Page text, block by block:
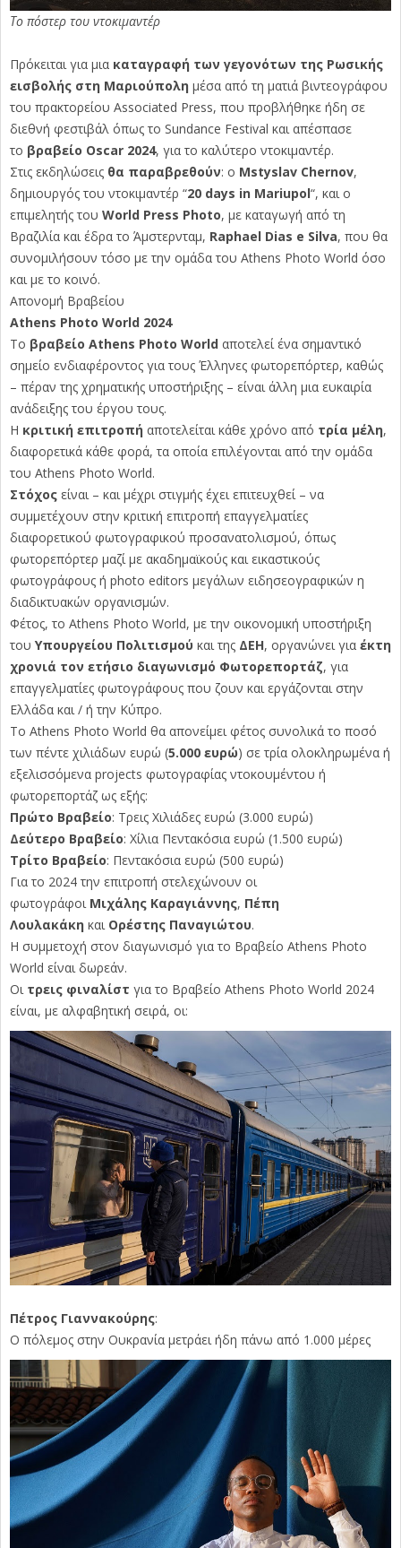
Το πόστερ του ντοκιμαντέρ
Πρόκειται για μια καταγραφή των γεγονότων της Ρωσικής
εισβολής στη Μαριούπολη μέσα από τη ματιά βιντεογράφου
του πρακτορείου Associated Press, που προβλήθηκε ήδη σε
διεθνή φεστιβάλ όπως το Sundance Festival και απέσπασε
το βραβείο Oscar 2024, για το καλύτερο ντοκιμαντέρ.
Στις εκδηλώσεις θα παραβρεθούν: ο Mstyslav Chernov,
δημιουργός του ντοκιμαντέρ “20 days in Mariupol“, και ο
επιμελητής του World Press Photo, με καταγωγή από τη
Βραζιλία και έδρα το Άμστερνταμ, Raphael Dias e Silva, που θα
συνομιλήσουν τόσο με την ομάδα του Athens Photo World όσο
και με το κοινό.
Απονομή Βραβείου
Athens Photo World 2024
Το βραβείο Athens Photo World αποτελεί ένα σημαντικό
σημείο ενδιαφέροντος για τους Έλληνες φωτορεπόρτερ, καθώς
– πέραν της χρηματικής υποστήριξης – είναι άλλη μια ευκαιρία
ανάδειξης του έργου τους.
Η κριτική επιτροπή αποτελείται κάθε χρόνο από τρία μέλη,
διαφορετικά κάθε φορά, τα οποία επιλέγονται από την ομάδα
του Athens Photo World.
Στόχος είναι – και μέχρι στιγμής έχει επιτευχθεί – να
συμμετέχουν στην κριτική επιτροπή επαγγελματίες
διαφορετικού φωτογραφικού προσανατολισμού, όπως
φωτορεπόρτερ μαζί με ακαδημαϊκούς και εικαστικούς
φωτογράφους ή photo editors μεγάλων ειδησεογραφικών η
διαδικτυακών οργανισμών.
Φέτος, το Athens Photo World, με την οικονομική υποστήριξη
του Υπουργείου Πολιτισμού και της ΔΕΗ, οργανώνει για έκτη
χρονιά τον ετήσιο διαγωνισμό Φωτορεπορτάζ, για
επαγγελματίες φωτογράφους που ζουν και εργάζονται στην
Ελλάδα και / ή την Κύπρο.
Το Athens Photo World θα απονείμει φέτος συνολικά το ποσό
των πέντε χιλιάδων ευρώ (5.000 ευρώ) σε τρία ολοκληρωμένα ή
εξελισσόμενα projects φωτογραφίας ντοκουμέντου ή
φωτορεπορτάζ ως εξής:
Πρώτο Βραβείο: Τρεις Χιλιάδες ευρώ (3.000 ευρώ)
Δεύτερο Βραβείο: Χίλια Πεντακόσια ευρώ (1.500 ευρώ)
Τρίτο Βραβείο: Πεντακόσια ευρώ (500 ευρώ)
Για το 2024 την επιτροπή στελεχώνουν οι
φωτογράφοι Μιχάλης Καραγιάννης, Πέπη
Λουλακάκη και Ορέστης Παναγιώτου.
Η συμμετοχή στον διαγωνισμό για το Βραβείο Athens Photo
World είναι δωρεάν.
Οι τρεις φιναλίστ για το Βραβείο Athens Photo World 2024
είναι, με αλφαβητική σειρά, οι:
Πέτρος Γιαννακούρης:
Ο πόλεμος στην Ουκρανία μετράει ήδη πάνω από 1.000 μέρες